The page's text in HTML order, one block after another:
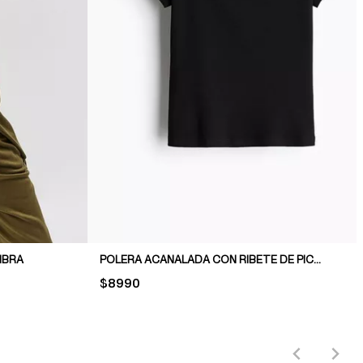
POLERA ACANALADA CON RIBETE DE PICOT
PRICE:
$8990